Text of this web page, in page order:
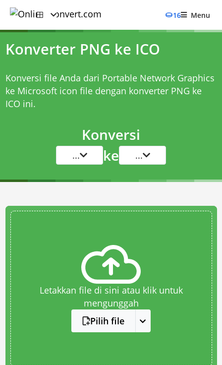
16 Menu
Konverter PNG ke ICO
Konversi file Anda dari Portable Network Graphics
ke Microsoft icon file dengan konverter PNG ke
ICO ini.
Konversi
... ke ...
Letakkan file di sini atau klik untuk
mengunggah
Pilih file